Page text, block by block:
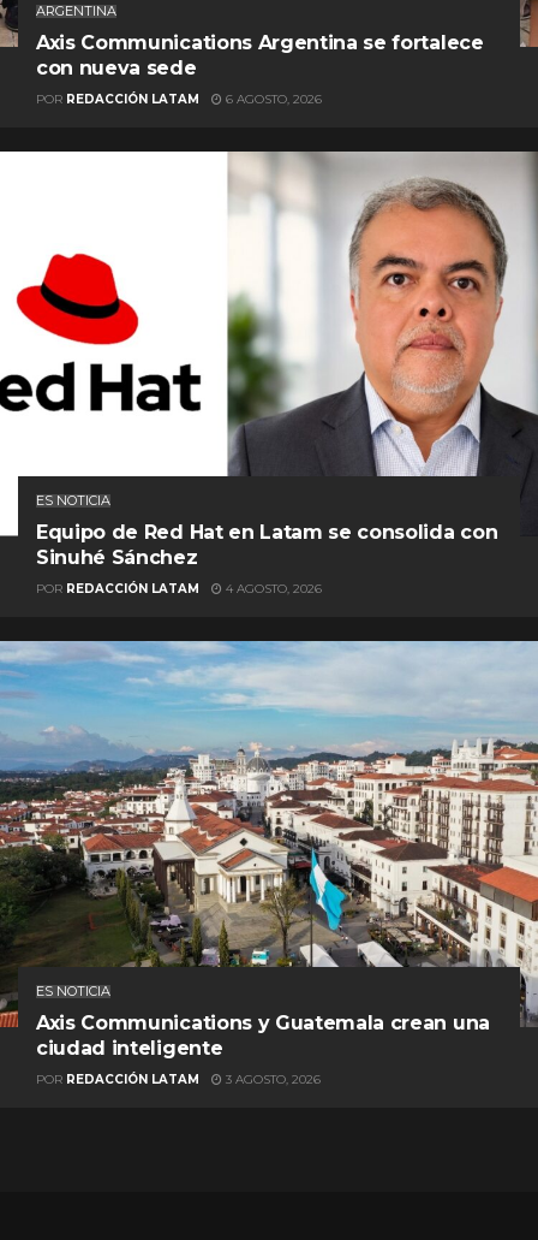
ARGENTINA
Axis Communications Argentina se fortalece
con nueva sede
POR REDACCIÓN LATAM 6 AGOSTO, 2026
ES NOTICIA
Equipo de Red Hat en Latam se consolida con
Sinuhé Sánchez
POR REDACCIÓN LATAM 4 AGOSTO, 2026
ES NOTICIA
Axis Communications y Guatemala crean una
ciudad inteligente
POR REDACCIÓN LATAM 3 AGOSTO, 2026